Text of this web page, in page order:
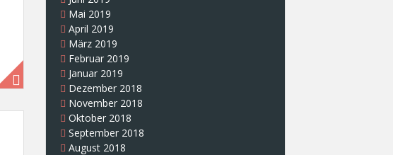
Mai 2019
April 2019
März 2019
Februar 2019
Januar 2019
Dezember 2018
November 2018
Oktober 2018
September 2018
August 2018